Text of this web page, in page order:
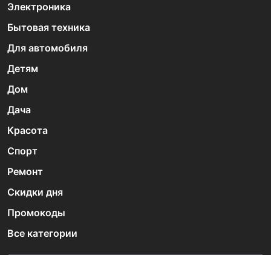
Электроника
Бытовая техника
Для автомобиля
Детям
Дом
Дача
Красота
Спорт
Ремонт
Скидки дня
Промокоды
Все категории